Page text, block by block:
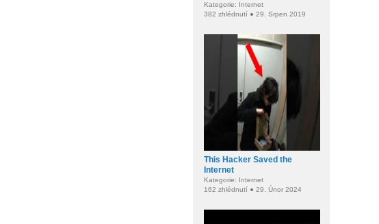
Kategorie: Internet
382 zhlédnutí ● 29. Srpen 2019
This Hacker Saved the
Internet
Kategorie: Internet
162 zhlédnutí ● 29. Únor 2024